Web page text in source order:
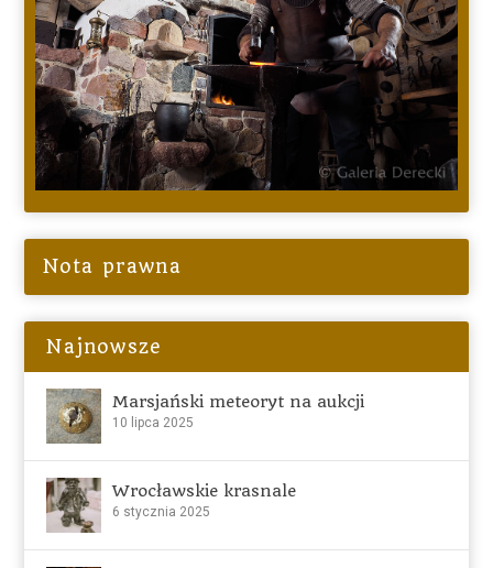
Nota prawna
Najnowsze
Marsjański meteoryt na aukcji
10 lipca 2025
Wrocławskie krasnale
6 stycznia 2025